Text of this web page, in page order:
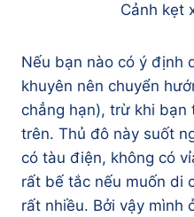
Cảnh kẹt
Nếu bạn nào có ý định
khuyên nên chuyển
chẳng hạn), trừ khi bạn
trên. Thủ đô này suốt
có tàu điện, không có
rất bế tắc nếu muốn di
rất nhiều. Bởi vậy mình